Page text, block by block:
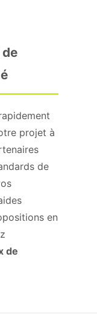
projet à
de
en
de